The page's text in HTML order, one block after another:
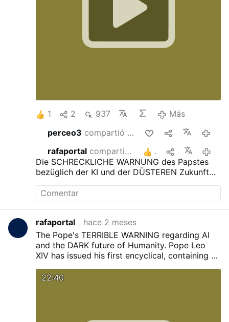
1 2 937
Más
perceo3 compartió esto
rafaportalcompartió esto 2
Die SCHRECKLICHE WARNUNG des Papstes
bezüglich der KI und der DÜSTEREN Zukunft
Enzyklika veröffentlicht, die eine
schockierende Warnung vor der Künstlichen
Intelligenz und den Gefahren enthält, die diese
mit sich bringen könnte.
rafaportal
hace 2 meses
The Pope's TERRIBLE WARNING regarding AI
and the DARK future of Humanity. Pope Leo
XIV has issued his first encyclical, containing a
and the dangers it may bring.
22:40